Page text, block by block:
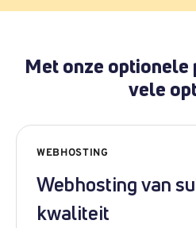
Met onze optionele
vele
WEBHOSTING
Webhosting van
kwaliteit